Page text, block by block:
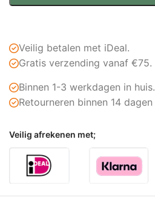
Veilig betalen met iDeal.
Gratis verzending vanaf €75.
Binnen 1-3 werkdagen in huis.
Retourneren binnen 14 dagen
Veilig afrekenen met;